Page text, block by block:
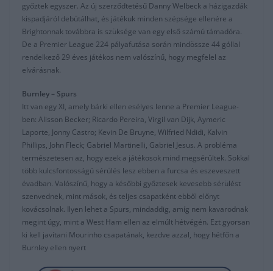
győztek egyszer. Az új szerződtetésű Danny Welbeck a házigazdák
kispadjáról debütálhat, és játékuk minden szépsége ellenére a
Brightonnak továbbra is szüksége van egy első számú támadóra.
De a Premier League 224 pályafutása során mindössze 44 góllal
rendelkező 29 éves játékos nem valószínű, hogy megfelel az
elvárásnak.
Burnley – Spurs
Itt van egy XI, amely bárki ellen esélyes lenne a Premier League-
ben: Alisson Becker; Ricardo Pereira, Virgil van Dijk, Aymeric
Laporte, Jonny Castro; Kevin De Bruyne, Wilfried Ndidi, Kalvin
Phillips, John Fleck; Gabriel Martinelli, Gabriel Jesus. A probléma
természetesen az, hogy ezek a játékosok mind megsérültek. Sokkal
több kulcsfontosságú sérülés lesz ebben a furcsa és eszeveszett
évadban. Valószínű, hogy a későbbi győztesek kevesebb sérülést
szenvednek, mint mások, és teljes csapatként ebből előnyt
kovácsolnak. Ilyen lehet a Spurs, mindaddig, amíg nem kavarodnak
megint úgy, mint a West Ham ellen az elmúlt hétvégén. Ezt gyorsan
ki kell javítani Mourinho csapatának, kezdve azzal, hogy hétfőn a
Burnley ellen nyert